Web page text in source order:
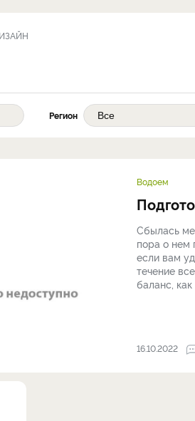
Регион
Водоем
Сбылась
пора о нем
если вам
течение
баланс,
16.10.2022